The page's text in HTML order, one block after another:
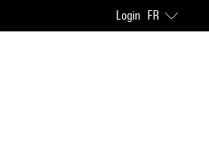
Login FR